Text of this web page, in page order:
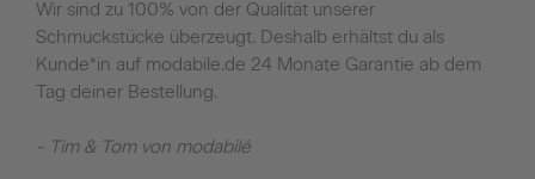
Wir sind zu 100% von der Qualität unserer
Schmuckstücke überzeugt. Deshalb erhältst du als
Kunde*in auf modabile.de 24 Monate Garantie ab dem
Tag deiner Bestellung.
- Tim & Tom von modabilé